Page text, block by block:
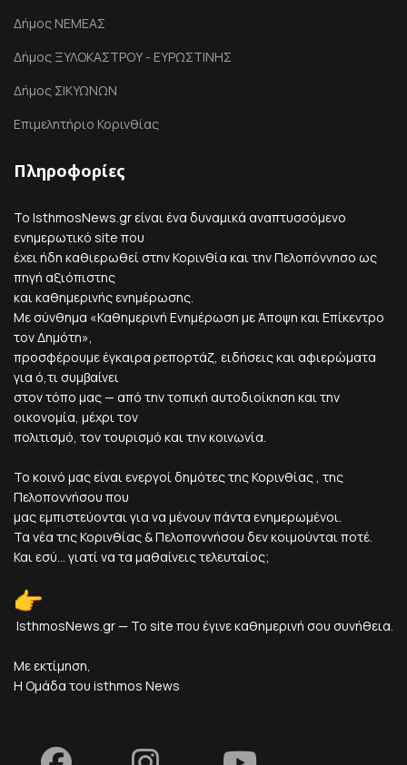
Δήμος ΝΕΜΕΑΣ
Δήμος ΞΥΛΟΚΑΣΤΡΟΥ - ΕΥΡΩΣΤΙΝΗΣ
Δήμος ΣΙΚΥΩΝΩΝ
Επιμελητήριο Κορινθίας
Πληροφορίες
Το IsthmosNews.gr είναι ένα δυναμικά αναπτυσσόμενο
ενημερωτικό site που
έχει ήδη καθιερωθεί στην Κορινθία και την Πελοπόννησο ως
πηγή αξιόπιστης
και καθημερινής ενημέρωσης.
Με σύνθημα «Καθημερινή Ενημέρωση με Άποψη και Επίκεντρο
τον Δημότη»,
προσφέρουμε έγκαιρα ρεπορτάζ, ειδήσεις και αφιερώματα
για ό,τι συμβαίνει
στον τόπο μας — από την τοπική αυτοδιοίκηση και την
οικονομία, μέχρι τον
πολιτισμό, τον τουρισμό και την κοινωνία.
Το κοινό μας είναι ενεργοί δημότες της Κορινθίας , της
Πελοποννήσου που
μας εμπιστεύονται για να μένουν πάντα ενημερωμένοι.
Τα νέα της Κορινθίας & Πελοποννήσου δεν κοιμούνται ποτέ.
Και εσύ... γιατί να τα μαθαίνεις τελευταίος;
IsthmosNews.gr — Το site που έγινε καθημερινή σου συνήθεια.
Με εκτίμηση,
Η Ομάδα του isthmos News